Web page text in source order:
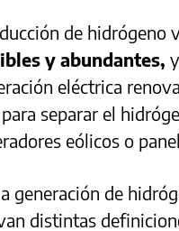
de hidrógeno
y abundantes,
eléctrica
para separar el
eólicos o
generación de
distintas